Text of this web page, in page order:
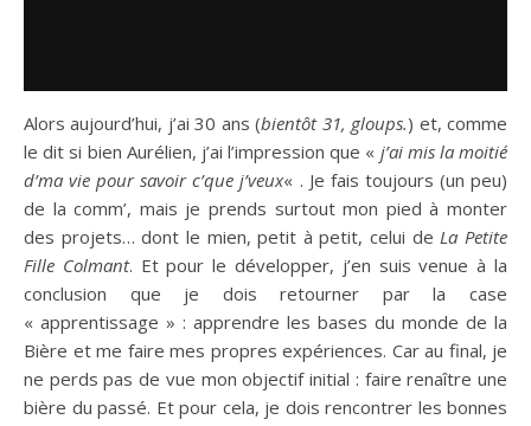
Alors aujourd’hui, j’ai 30 ans (bientôt 31, gloups.) et, comme
le dit si bien Aurélien, j’ai l’impression que « j’ai mis la moitié
d’ma vie pour savoir c’que j’veux« . Je fais toujours (un peu)
de la comm’, mais je prends surtout mon pied à monter
des projets… dont le mien, petit à petit, celui de La Petite
Fille Colmant. Et pour le développer, j’en suis venue à la
conclusion que je dois retourner par la case
« apprentissage » : apprendre les bases du monde de la
Bière et me faire mes propres expériences. Car au final, je
ne perds pas de vue mon objectif initial : faire renaître une
bière du passé. Et pour cela, je dois rencontrer les bonnes